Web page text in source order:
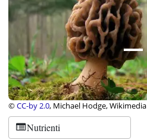
©CC-by 2.0, Michael Hodge, Wikimedia
Nutrienti